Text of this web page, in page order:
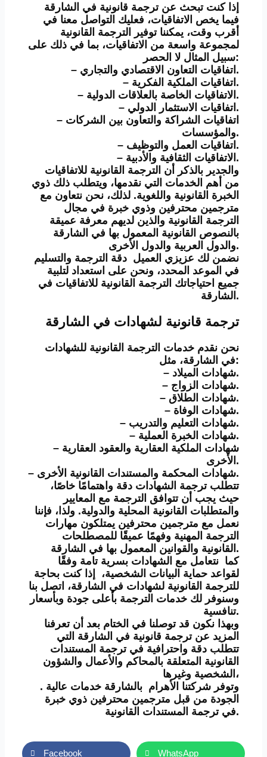
إذا كنت تبحث عن ترجمة قانونية في الشارقة
فيما يخص الاتفاقيات، فعليك التواصل معنا في
أقرب وقت، يمكننا توفير الترجمة القانونية
لمجموعة واسعة من الاتفاقيات، بما في ذلك على
سبيل المثال لا الحصر:
– اتفاقيات التعاون الاقتصادي والتجاري.
– اتفاقيات الملكية الفكرية.
– الاتفاقيات الخاصة بالعلاقات الدولية.
– اتفاقيات الاستثمار الدولي.
– اتفاقيات الشراكة والتعاون بين الشركات
والمؤسسات.
– اتفاقيات العمل والتوظيف.
– الاتفاقيات الثقافية والأدبية.
والجدير بالذكر أن الترجمة القانونية للاتفاقيات
من أهم الخدمات التي نقدمها، ويتطلب ذلك ذوي
الخبرة القانونية واللغوية. لذلك، نحن نتعاون مع
مترجمين محترفين وذوي خبرة في مجال
الترجمة القانونية والذين لديهم معرفة عميقة
بالنصوص القانونية المعمول بها في الشارقة
والدول العربية والدول الأخرى.
نضمن لك عزيزي العميل دقة الترجمة والتسليم
في الموعد المحدد، ونحن على استعداد لتلبية
جميع احتياجاتك الترجمة القانونية للاتفاقيات في
الشارقة.
ترجمة قانونية لشهادات في الشارقة
نحن نقدم خدمات الترجمة القانونية للشهادات
في الشارقة، مثل:
– شهادات الميلاد.
– شهادات الزواج.
– شهادات الطلاق.
– شهادات الوفاة.
– شهادات التعليم والتدريب.
– شهادات الخبرة العملية.
– شهادات الملكية العقارية والعقود العقارية
الأخرى.
– شهادات المحكمة والمستندات القانونية الأخرى.
تتطلب ترجمة الشهادات دقة واهتمامًا خاصًا،
حيث يجب أن تتوافق الترجمة مع المعايير
والمتطلبات القانونية المحلية والدولية. ولذا، فإننا
نعمل مع مترجمين محترفين يمتلكون مهارات
الترجمة المهنية وفهمًا عميقًا للمصطلحات
القانونية والقوانين المعمول بها في الشارقة.
كما نتعامل مع الشهادات بسرية تامة وفقًا
لقواعد حماية البيانات الشخصية، إذا كنت بحاجة
للترجمة القانونية لشهادات في الشارقة، اتصل بنا
وسنوفر لك خدمات الترجمة بأعلى جودة وبأسعار
تنافسية.
وبهذا نكون قد توصلنا في الختام بعد أن تعرفنا
المزيد عن ترجمة قانونية في الشارقة التي
تتطلب دقة واحترافية في ترجمة المستندات
القانونية المتعلقة بالمحاكم والأعمال والشؤون
الشخصية وغيرها،
. وتوفر شركتنا الأهرام بالشارقة خدمات عالية
الجودة من قبل مترجمين محترفين ذوي خبرة
في ترجمة المستندات القانونية.
Facebook WhatsApp